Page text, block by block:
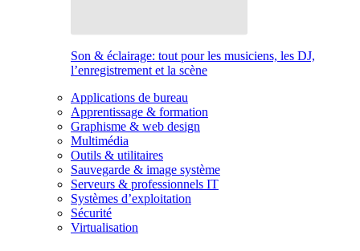
Son & éclairage: tout pour les musiciens, les DJ,
l’enregistrement et la scène
Applications de bureau
Apprentissage & formation
Graphisme & web design
Multimédia
Outils & utilitaires
Sauvegarde & image système
Serveurs & professionnels IT
Systèmes d’exploitation
Sécurité
Virtualisation